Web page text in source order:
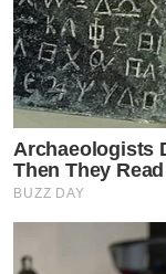
Archaeologists
Then They
BUZZ DAY